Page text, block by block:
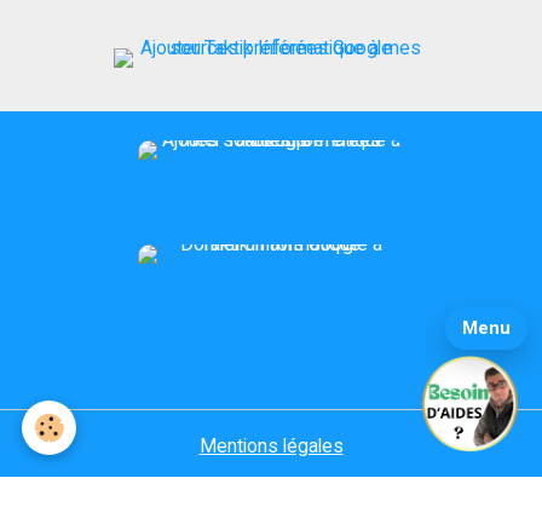
Menu
Mentions légales
Conditions générales de vente